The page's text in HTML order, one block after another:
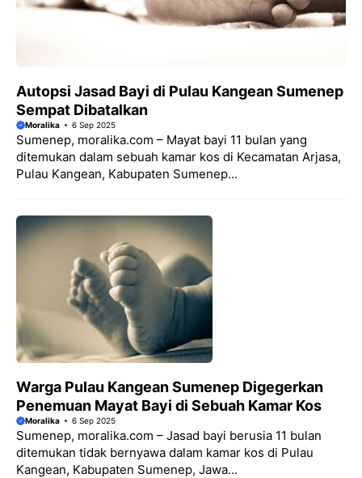
Autopsi Jasad Bayi di Pulau Kangean Sumenep
Sempat Dibatalkan
Moralika 6 Sep 2025
Sumenep, moralika.com – Mayat bayi 11 bulan yang
ditemukan dalam sebuah kamar kos di Kecamatan Arjasa,
Pulau Kangean, Kabupaten Sumenep...
Warga Pulau Kangean Sumenep Digegerkan
Penemuan Mayat Bayi di Sebuah Kamar Kos
Moralika 6 Sep 2025
Sumenep, moralika.com – Jasad bayi berusia 11 bulan
ditemukan tidak bernyawa dalam kamar kos di Pulau
Kangean, Kabupaten Sumenep, Jawa...